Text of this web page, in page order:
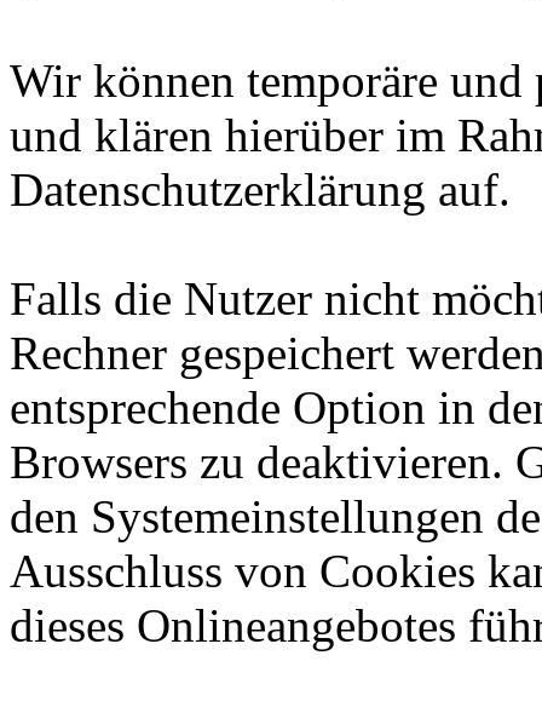
Wir können temporäre und
und klären hierüber im
Datenschutzerklärung auf.
Falls die Nutzer nicht
Rechner gespeichert
entsprechende Option in
Browsers zu deaktivieren.
den Systemeinstellungen
Ausschluss von Cookies
dieses Onlineangebotes